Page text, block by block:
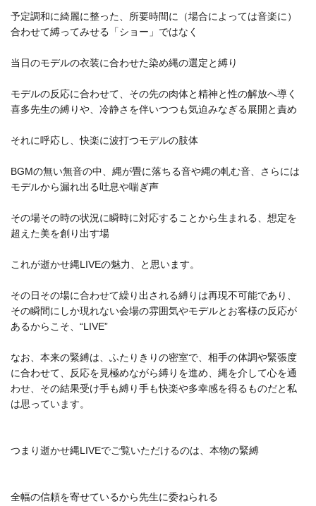
予定調和に綺麗に整った、所要時間に（場合によっては音楽に）
合わせて縛ってみせる「ショー」ではなく
当日のモデルの衣装に合わせた染め縄の選定と縛り
モデルの反応に合わせて、その先の肉体と精神と性の解放へ導く
喜多先生の縛りや、冷静さを伴いつつも気迫みなぎる展開と責め
それに呼応し、快楽に波打つモデルの肢体
BGMの無い無音の中、縄が畳に落ちる音や縄の軋む音、さらには
モデルから漏れ出る吐息や喘ぎ声
その場その時の状況に瞬時に対応することから生まれる、想定を
超えた美を創り出す場
これが逝かせ縄LIVEの魅力、と思います。
その日その場に合わせて繰り出される縛りは再現不可能であり、
その瞬間にしか現れない会場の雰囲気やモデルとお客様の反応が
あるからこそ、“LIVE”
なお、本来の緊縛は、ふたりきりの密室で、相手の体調や緊張度
に合わせて、反応を見極めながら縛りを進め、縄を介して心を通
わせ、その結果受け手も縛り手も快楽や多幸感を得るものだと私
は思っています。
つまり逝かせ縄LIVEでご覧いただけるのは、本物の緊縛
全幅の信頼を寄せているから先生に委ねられる